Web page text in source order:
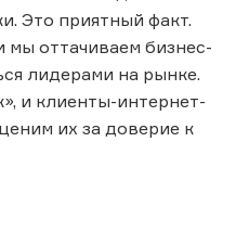
Это приятный факт.
мы оттачиваем бизнес-
лидерами на рынке.
и клиенты-интернет-
их за доверие к